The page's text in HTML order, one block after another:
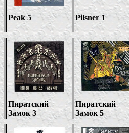
Peak 5 Pilsner 1
Пиратский
Замок 3
Пиратский
Замок5